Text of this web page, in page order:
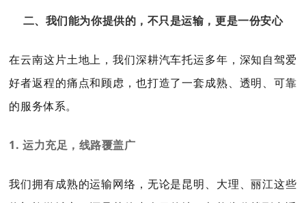
二、我们能为你提供的，不只是运输，更是一份安心
在云南这片土地上，我们深耕汽车托运多年，深知自驾爱
好者返程的痛点和顾虑，也打造了一套成熟、透明、可靠
的服务体系。
1. 运力充足，线路覆盖广
我们拥有成熟的运输网络，无论是昆明、大理、丽江这些